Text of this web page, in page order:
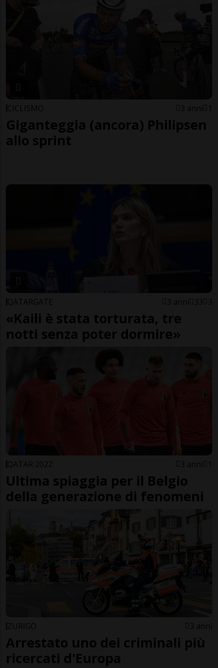
CICLISMO 3 anni 1
Giganteggia (ancora) Philipsen
allo sprint
QATARGATE 3 anni 33 3
«Kaili è stata torturata, tre
notti senza poter dormire»
QATAR 2022 3 anni 1
Ultima spiaggia per il Belgio
della generazione di fenomeni
ZURIGO 3 anni
Arrestato uno dei criminali più
ricercati d'Europa